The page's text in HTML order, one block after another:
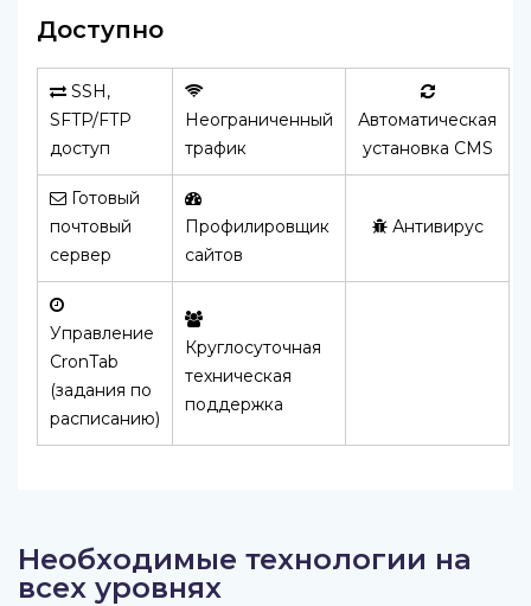
Доступно
SSH,
SFTP/FTP
доступ
Неограниченный
трафик
Автоматическая
установка CMS
Готовый
почтовый
сервер
Профилировщик
сайтов
Антивирус
Управление
CronTab
(задания по
расписанию)
Круглосуточная
техническая
поддержка
Необходимые технологии на
всех уровнях